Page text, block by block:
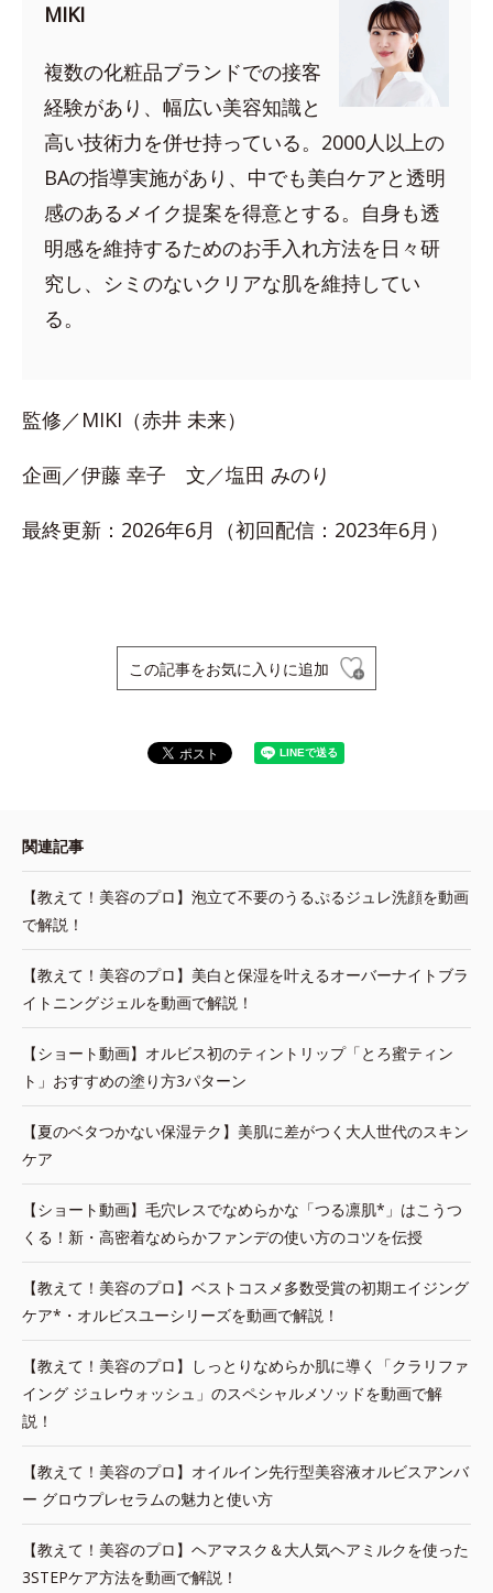
MIKI
複数の化粧品ブランドでの接客
経験があり、幅広い美容知識と
高い技術力を併せ持っている。2000人以上の
BAの指導実施があり、中でも美白ケアと透明
感のあるメイク提案を得意とする。自身も透
明感を維持するためのお手入れ方法を日々研
究し、シミのないクリアな肌を維持してい
る。
監修／MIKI（赤井 未来）
企画／伊藤 幸子 文／塩田 みのり
最終更新：2026年6月（初回配信：2023年6月）
この記事をお気に入りに追加
関連記事
【教えて！美容のプロ】泡立て不要のうるぷるジュレ洗顔を動画
で解説！
【教えて！美容のプロ】美白と保湿を叶えるオーバーナイトブラ
イトニングジェルを動画で解説！
【ショート動画】オルビス初のティントリップ「とろ蜜ティン
ト」おすすめの塗り方3パターン
【夏のベタつかない保湿テク】美肌に差がつく大人世代のスキン
ケア
【ショート動画】毛穴レスでなめらかな「つる凛肌*」はこうつ
くる！新・高密着なめらかファンデの使い方のコツを伝授
【教えて！美容のプロ】ベストコスメ多数受賞の初期エイジング
ケア*・オルビスユーシリーズを動画で解説！
【教えて！美容のプロ】しっとりなめらか肌に導く「クラリファ
イング ジュレウォッシュ」のスペシャルメソッドを動画で解
説！
【教えて！美容のプロ】オイルイン先行型美容液オルビスアンバ
ー グロウプレセラムの魅力と使い方
【教えて！美容のプロ】ヘアマスク＆大人気ヘアミルクを使った
3STEPケア方法を動画で解説！